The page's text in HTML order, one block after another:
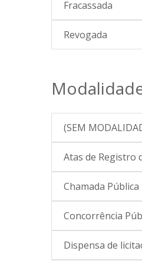
Fracassada
Revogada
(SEM
Atas de Registro
Chamada Pública
Concorrência
Dispensa de